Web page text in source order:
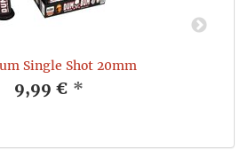
Single Shot 20mm
9,99 € *